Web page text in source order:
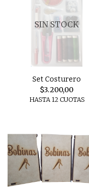
SIN STOCK
Set Costurero
$3.200,00
HASTA 12 CUOTAS